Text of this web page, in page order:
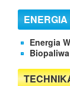
Energia
Biopaliwa